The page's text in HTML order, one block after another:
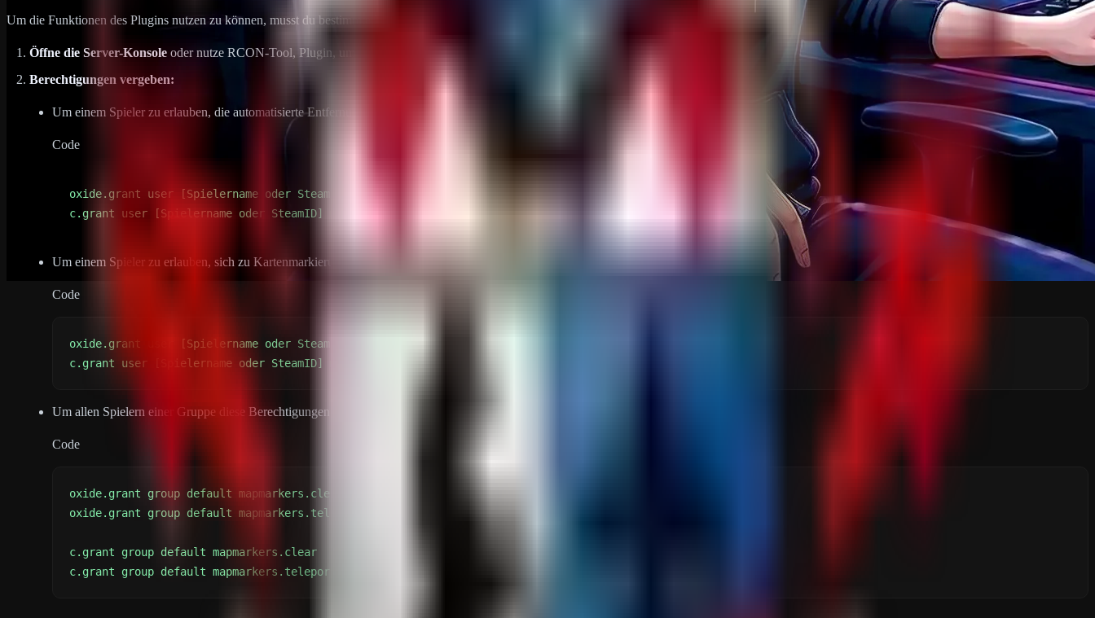
Um die Funktionen des Plugins nutzen zu können, musst du bestimmte Berechtigungen vergeben:
Öffne die Server-Konsole oder nutze RCON-Tool, Plugin, um die Berechtigungen zu vergeben.
Berechtigungen vergeben:
Um einem Spieler zu erlauben, die automatisierte Entfernung von Kartenmarkierungen zu nutzen, vergib die Berechtigung:
Code
c.grant user [Spielername oder SteamID] mapmarkers.clear
Um einem Spieler zu erlauben, sich zu Kartenmarkierungen zu teleportieren, vergib die Berechtigung:
Code
c.grant user [Spielername oder SteamID] mapmarkers.teleport
Um allen Spielern einer Gruppe diese Berechtigungen zu erteilen, kannst du auch:
Code
c.grant group default mapmarkers.teleport